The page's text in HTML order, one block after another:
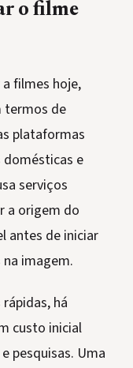
o filme
filmes hoje,
termos de
plataformas
domésticas e
serviços
a origem do
antes de iniciar
imagem.
há
custo inicial
pesquisas. Uma